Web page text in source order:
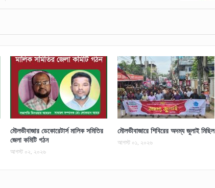
মৌলভীবাজার ডেকোরেটার্স মালিক সমিতির
জেলা কমিটি গঠন
আগস্ট ০২, ২০২৬
মৌলভীবাজারে শিবিরের অদম্য জুলাই মিছিল
আগস্ট ০১, ২০২৬